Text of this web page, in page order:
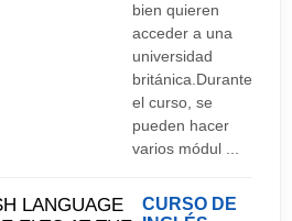
bien quieren
acceder a una
universidad
británica.Durante
el curso, se
pueden hacer
varios módul ...
CURSO DE